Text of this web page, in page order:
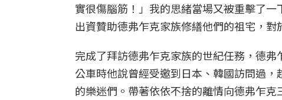
實很傷腦筋！」我的思緒當場又被重擊了
出資贊助德弗乍克家族修繕他們的祖宅，
完成了拜訪德弗乍克家族的世紀任務，德
公車時他說曾經受邀到日本、韓國訪問過
的樂迷們。帶著依依不捨的離情向德弗乍